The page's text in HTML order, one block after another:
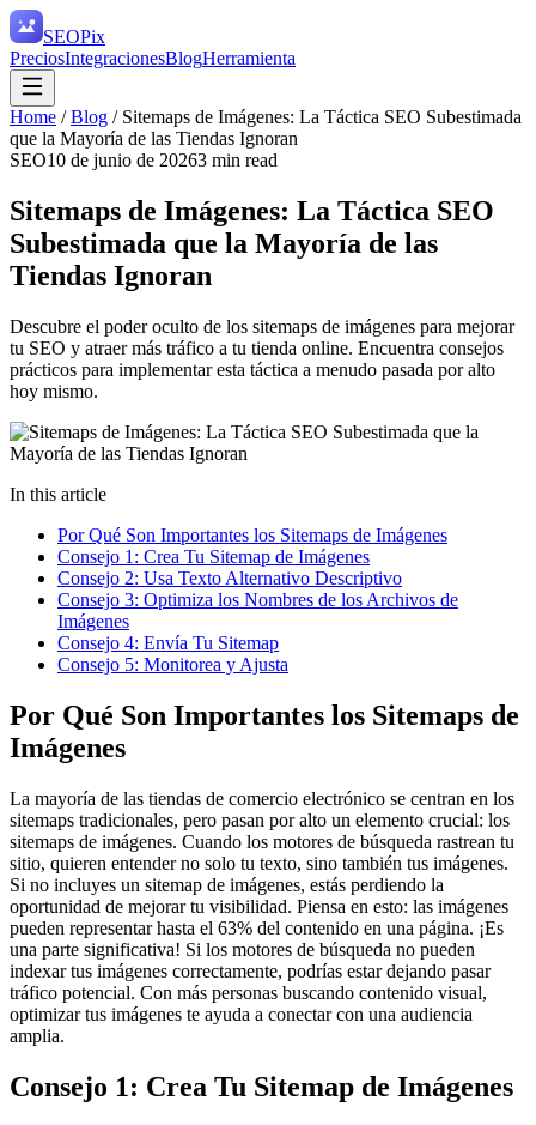
SEOPix
PreciosIntegracionesBlogHerramienta
Home /Blog / Sitemaps de Imágenes: La Táctica SEO Subestimada
que la Mayoría de las Tiendas Ignoran
SEO10 de junio de 20263 min read
Sitemaps de Imágenes: La Táctica SEO
Subestimada que la Mayoría de las
Tiendas Ignoran
Descubre el poder oculto de los sitemaps de imágenes para mejorar
tu SEO y atraer más tráfico a tu tienda online. Encuentra consejos
prácticos para implementar esta táctica a menudo pasada por alto
hoy mismo.
In this article
Por Qué Son Importantes los Sitemaps de Imágenes
Consejo 1: Crea Tu Sitemap de Imágenes
Consejo 2: Usa Texto Alternativo Descriptivo
Consejo 3: Optimiza los Nombres de los Archivos de
Imágenes
Consejo 4: Envía Tu Sitemap
Consejo 5: Monitorea y Ajusta
Por Qué Son Importantes los Sitemaps de
Imágenes
La mayoría de las tiendas de comercio electrónico se centran en los
sitemaps tradicionales, pero pasan por alto un elemento crucial: los
sitemaps de imágenes. Cuando los motores de búsqueda rastrean tu
sitio, quieren entender no solo tu texto, sino también tus imágenes.
Si no incluyes un sitemap de imágenes, estás perdiendo la
oportunidad de mejorar tu visibilidad. Piensa en esto: las imágenes
pueden representar hasta el 63% del contenido en una página. ¡Es
una parte significativa! Si los motores de búsqueda no pueden
indexar tus imágenes correctamente, podrías estar dejando pasar
tráfico potencial. Con más personas buscando contenido visual,
optimizar tus imágenes te ayuda a conectar con una audiencia
amplia.
Consejo 1: Crea Tu Sitemap de Imágenes